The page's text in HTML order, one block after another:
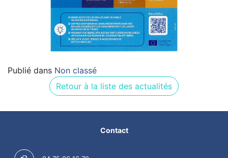
Publié dans Non classé
Retour à la liste des actualités
Contact